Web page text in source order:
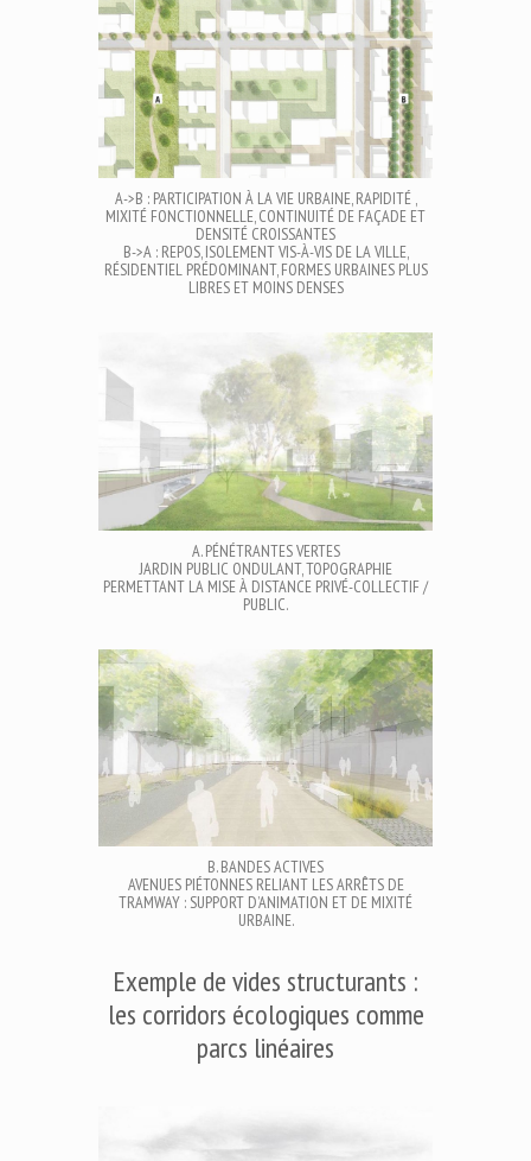
A->B : PARTICIPATION À LA VIE URBAINE, RAPIDITÉ ,
MIXITÉ FONCTIONNELLE, CONTINUITÉ DE FAÇADE ET
DENSITÉ CROISSANTES
B->A : REPOS, ISOLEMENT VIS-À-VIS DE LA VILLE,
RÉSIDENTIEL PRÉDOMINANT, FORMES URBAINES PLUS
LIBRES ET MOINS DENSES
A. PÉNÉTRANTES VERTES
JARDIN PUBLIC ONDULANT, TOPOGRAPHIE
PERMETTANT LA MISE À DISTANCE PRIVÉ-COLLECTIF /
PUBLIC.
B. BANDES ACTIVES
AVENUES PIÉTONNES RELIANT LES ARRÊTS DE
TRAMWAY : SUPPORT D’ANIMATION ET DE MIXITÉ
URBAINE.
Exemple de vides structurants :
les corridors écologiques comme
parcs linéaires